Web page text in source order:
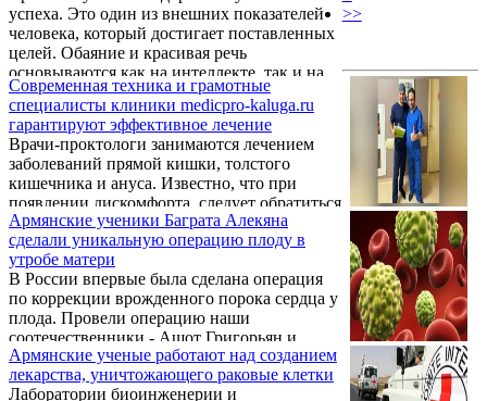
операция, которая выполняется по ряду
причин. Выделяется несколько стадий
заболевания простаты, однако не всегда
можно на ранней стадии распознать то или
заболевание. Поэтому, важно обратиться к
квалифицированному ...
успеха. Это один из внешних показателей
человека, который достигает поставленных
целей. Обаяние и красивая речь
основываются как на интеллекте, так и на
том, чтобы человек не стеснялся говорить и
не прикрывал бы рот рукой при смехе.
Обеспечить это могут красивые зубы,
которые дарит профессиональная
стоматология ПроЗубы в Санкг-Петербурге.
Современная техника и грамотные
специалисты клиники medicpro-kaluga.ru
гарантируют эффективное лечение
Врачи-проктологи занимаются лечением
заболеваний прямой кишки, толстого
кишечника и ануса. Известно, что при
появлении дискомфорта, следует обратиться
к специалисту, однако, часто людей волнует
вопрос, который они адресуют
окружающим или вписывают в поисковики
– посоветуйте проктолога. Жителям Калуги
и области довольно просто найти
соответствующего специалиста, поскольку
здесь находится медицинский центр
«МедикПро», расположенный на улице
Степана Разина.
Армянские ученики Баграта Алекяна
сделали уникальную операцию плоду в
утробе матери
В России впервые была сделана операция
по коррекции врожденного порока сердца у
плода. Провели операцию наши
соотечественники - Ашот Григорьян и
Борис Мкртычян. Оба специалиста -
ученики всемирно известного академика
Баграта Алекяна. Вы только подумайте,
Армянские ученые работают над созданием
лекарства, уничтожающего раковые клетки
Лаборатории биоинженерии и
>>